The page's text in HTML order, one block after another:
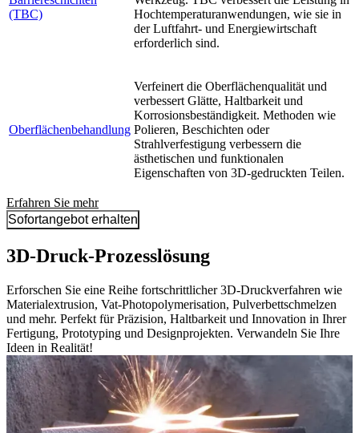
(TBC)
Hochtemperaturanwendungen, wie sie in
der Luftfahrt- und Energiewirtschaft
erforderlich sind.
Oberflächenbehandlung
Verfeinert die Oberflächenqualität und
verbessert Glätte, Haltbarkeit und
Korrosionsbeständigkeit. Methoden wie
Polieren, Beschichten oder
Strahlverfestigung verbessern die
ästhetischen und funktionalen
Eigenschaften von 3D-gedruckten Teilen.
Erfahren Sie mehr
Sofortangebot erhalten
3D-Druck-Prozesslösung
Erforschen Sie eine Reihe fortschrittlicher 3D-Druckverfahren wie
Materialextrusion, Vat-Photopolymerisation, Pulverbettschmelzen
und mehr. Perfekt für Präzision, Haltbarkeit und Innovation in Ihrer
Fertigung, Prototyping und Designprojekten. Verwandeln Sie Ihre
Ideen in Realität!